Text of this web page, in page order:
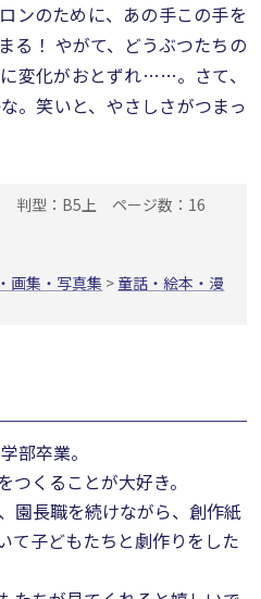
ンのために、あの手この手を
る！ やがて、どうぶつたちの
変化がおとずれ……。さて、
。笑いと、やさしさがつまっ
判型：B5上
ページ数：16
画集・写真集 > 童話・絵本・漫
部卒業。
くることが大好き。
園長職を続けながら、創作紙
て子どもたちと劇作りをした